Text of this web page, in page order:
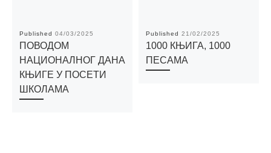
Published 04/03/2025
ПОВОДОМ
НАЦИОНАЛНОГ ДАНА
КЊИГЕ У ПОСЕТИ
ШКОЛАМА
Published 21/02/2025
1000 КЊИГА, 1000
ПЕСАМА